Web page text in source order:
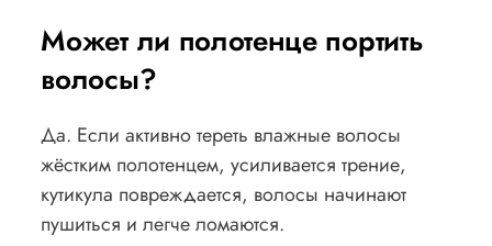
Может ли полотенце портить
волосы?
Да. Если активно тереть влажные волосы
жёстким полотенцем, усиливается трение,
кутикула повреждается, волосы начинают
пушиться и легче ломаются.